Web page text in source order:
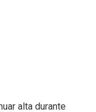
alta durante